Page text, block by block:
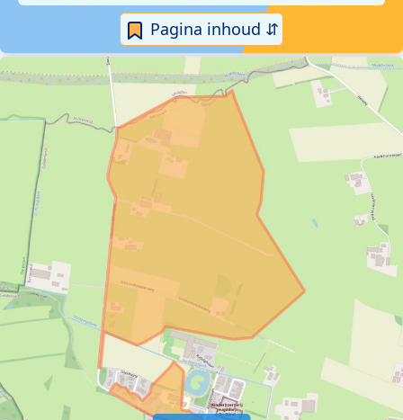
Pagina inhoud ⇵